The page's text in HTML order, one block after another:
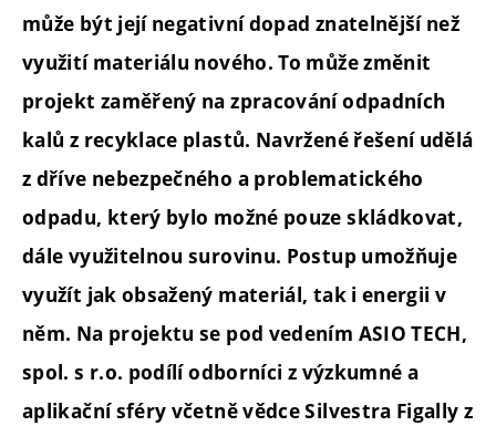
může být její negativní dopad znatelnější než
využití materiálu nového. To může změnit
projekt zaměřený na zpracování odpadních
kalů z recyklace plastů. Navržené řešení udělá
z dříve nebezpečného a problematického
odpadu, který bylo možné pouze skládkovat,
dále využitelnou surovinu. Postup umožňuje
využít jak obsažený materiál, tak i energii v
něm. Na projektu se pod vedením ASIO TECH,
spol. s r.o. podílí odborníci z výzkumné a
aplikační sféry včetně vědce Silvestra Figally z